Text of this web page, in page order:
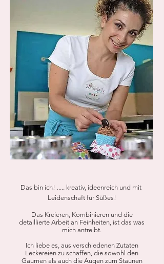
Das bin ich! ..... kreativ, ideenreich und mit
Leidenschaft für Süßes!
Das Kreieren, Kombinieren und die
detaillierte Arbeit an Feinheiten, ist das was
mich antreibt.
Ich liebe es, aus verschiedenen Zutaten
Leckereien zu schaffen, die sowohl den
Gaumen als auch die Augen zum Staunen